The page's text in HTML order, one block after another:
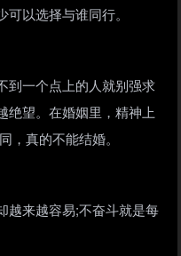
以选择与谁同行。
到一个点上的人就别强求
绝望。在婚姻里，精神上
，真的不能结婚。
越来越容易;不奋斗就是每